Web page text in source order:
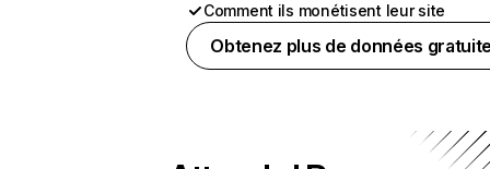
Comment ils monétisent leur site
Obtenez plus de données